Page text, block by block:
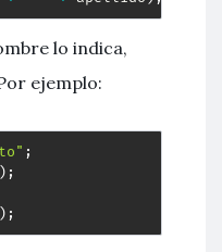
lo indica,
ejemplo:
;
) ;
) ;